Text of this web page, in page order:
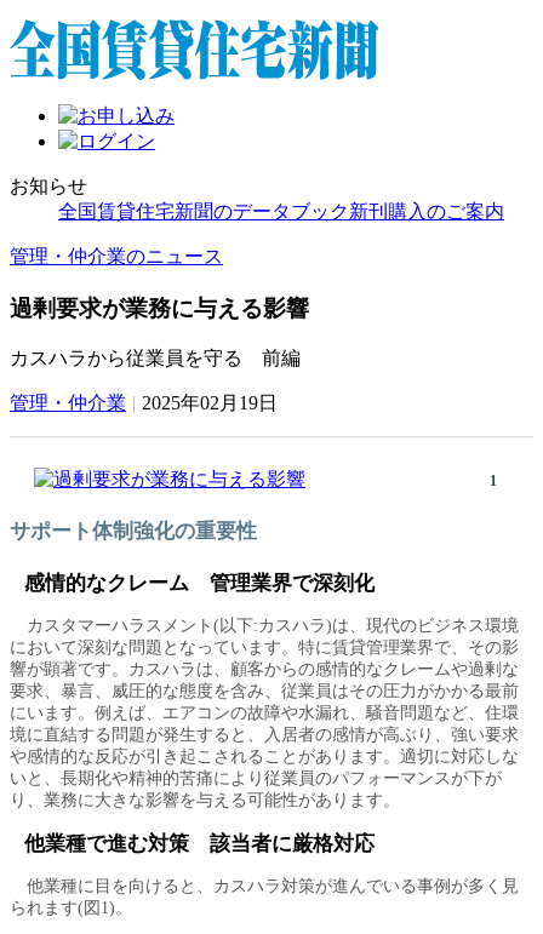
お知らせ
全国賃貸住宅新聞のデータブック新刊購入のご案内
管理・仲介業のニュース
過剰要求が業務に与える影響
カスハラから従業員を守る 前編
管理・仲介業 | 2025年02月19日
1
サポート体制強化の重要性
感情的なクレーム 管理業界で深刻化
カスタマーハラスメント(以下:カスハラ)は、現代のビジネス環境
において深刻な問題となっています。特に賃貸管理業界で、その影
響が顕著です。カスハラは、顧客からの感情的なクレームや過剰な
要求、暴言、威圧的な態度を含み、従業員はその圧力がかかる最前
にいます。例えば、エアコンの故障や水漏れ、騒音問題など、住環
境に直結する問題が発生すると、入居者の感情が高ぶり、強い要求
や感情的な反応が引き起こされることがあります。適切に対応しな
いと、長期化や精神的苦痛により従業員のパフォーマンスが下が
り、業務に大きな影響を与える可能性があります。
他業種で進む対策 該当者に厳格対応
他業種に目を向けると、カスハラ対策が進んでいる事例が多く見
られます(図1)。